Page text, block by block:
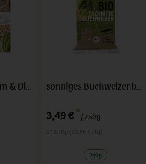
Snäckebrot Sesam & Dinkel sonniges Buchweizenbrot
3,49 € */ 250 g
250 g